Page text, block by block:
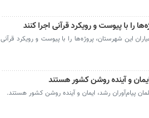
را با پیوست و رویکرد قرآنی اجرا کنند
این شهرستان، پروژه‌ها را با پیوست و رویکرد قرآنی
و آینده روشن کشور هستند
پیام‌آوران رشد، ایمان و آینده روشن کشور هستند.